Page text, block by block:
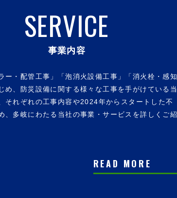
SERVICE
事業内容
ー・配管工事」「泡消火設備工事」「消火栓・感知
め、防災設備に関する様々な工事を手がけている当
それぞれの工事内容や2024年からスタートした不
、多岐にわたる当社の事業・サービスを詳しくご紹
READ MORE